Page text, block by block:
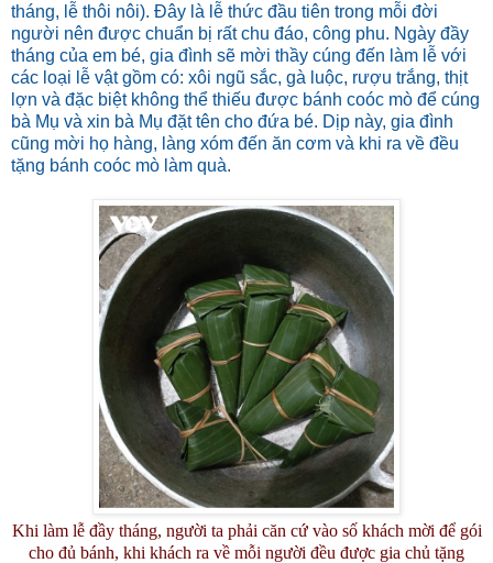
tháng, lễ thôi nôi). Đây là lễ thức đầu tiên trong mỗi đời
người nên được chuẩn bị rất chu đáo, công phu. Ngày đầy
tháng của em bé, gia đình sẽ mời thầy cúng đến làm lễ với
các loại lễ vật gồm có: xôi ngũ sắc, gà luộc, rượu trắng, thịt
lợn và đặc biệt không thể thiếu được bánh coóc mò để cúng
bà Mụ và xin bà Mụ đặt tên cho đứa bé. Dịp này, gia đình
cũng mời họ hàng, làng xóm đến ăn cơm và khi ra về đều
tặng bánh coóc mò làm quà.
Khi làm lễ đầy tháng, người ta phải căn cứ vào số khách mời để gói
cho đủ bánh, khi khách ra về mỗi người đều được gia chủ tặng